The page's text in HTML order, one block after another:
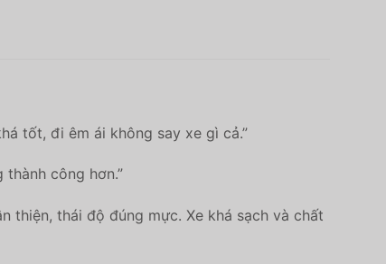
tốt, đi êm ái không say xe gì cả.”
công hơn.”
thiện, thái độ đúng mực. Xe khá sạch và chất